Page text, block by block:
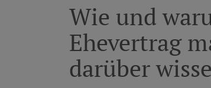
Wie und
Ehevertrag
darüber